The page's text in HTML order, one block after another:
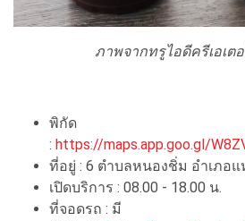
ภาพจากทรูไอดีครีเอเต
พิกัด
: https://maps.app.goo.gl/
ที่อยู่ : 6 ตำบลหนองชิ่ม อำเภอ
เปิดบริการ : 08.00 - 18.00 น.
ที่จอดรถ : มี